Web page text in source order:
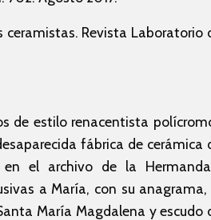
Revista Laboratorio
de estilo renacentista
fábrica de cerámica
el archivo de la
a María, con su anagrama,
María Magdalena y escudo